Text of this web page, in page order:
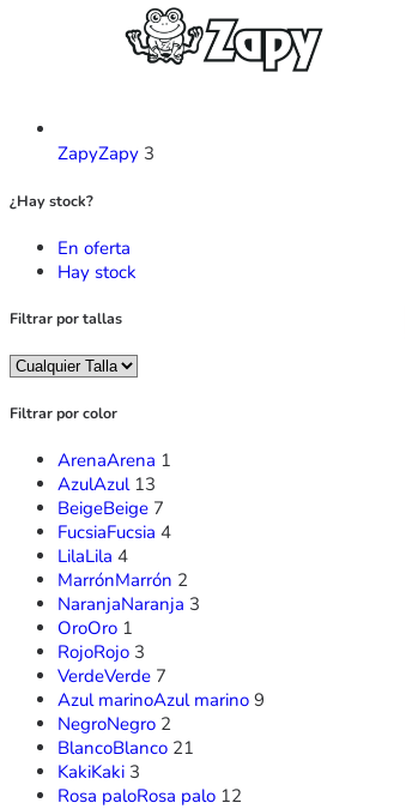
ZapyZapy 3
¿Hay stock?
En oferta
Hay stock
Filtrar por tallas
Filtrar por color
ArenaArena 1
AzulAzul 13
BeigeBeige 7
FucsiaFucsia 4
LilaLila 4
MarrónMarrón 2
NaranjaNaranja 3
OroOro 1
RojoRojo 3
VerdeVerde 7
Azul marinoAzul marino 9
NegroNegro 2
BlancoBlanco 21
KakiKaki 3
Rosa paloRosa palo 12